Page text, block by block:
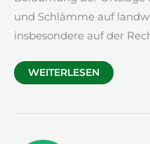
und Schlämme auf
insbesondere auf der
WIEDERHERSTELLUNG
WEITERLESEN